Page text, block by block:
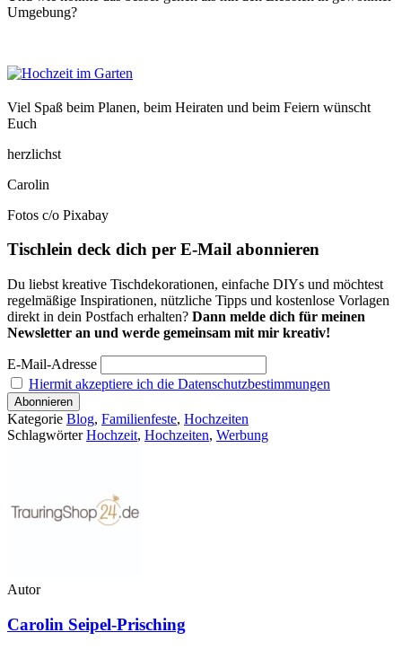
Umgebung?
Viel Spaß beim Planen, beim Heiraten und beim Feiern wünscht
Euch
herzlichst
Carolin
Fotos c/o Pixabay
Tischlein deck dich per E-Mail abonnieren
Du liebst kreative Tischdekorationen, einfache DIYs und möchtest
regelmäßige Inspirationen, nützliche Tipps und kostenlose Vorlagen
direkt in dein Postfach erhalten? Dann melde dich für meinen
Newsletter an und werde gemeinsam mit mir kreativ!
E-Mail-Adresse
Hiermit akzeptiere ich die Datenschutzbestimmungen
Kategorie Blog, Familienfeste, Hochzeiten
SchlagwörterHochzeit, Hochzeiten, Werbung
Autor
Carolin Seipel-Prisching